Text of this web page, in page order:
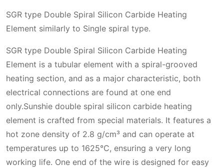
Element
Número de modelo y datos de
referencia
SGR type Double Spiral Silicon Carbide
Heating Element regular size
The Double Spiral Silicon Carbide Heating
Element can be used in a variety of
applications.
SGR type Double Spiral Silicon Carbide Heating
Element similarly to Single spiral type.
SGR type Double Spiral Silicon Carbide Heating
Element is a tubular element with a spiral-grooved
heating section, and as a major characteristic, both
electrical connections are found at one end
only.Sunshie double spiral silicon carbide heating
element is crafted from special materials. It features a
hot zone density of 2.8 g/cm³ and can operate at
temperatures up to 1625°C, ensuring a very long
working life. One end of the wire is designed for easy